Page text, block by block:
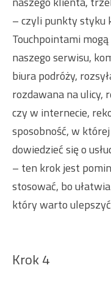
– czyli punkty styku
Touchpointami
naszego serwisu,
biura podróży,
rozdawana na ulicy,
czy w internecie,
sposobność, w
dowiedzieć się o
– ten krok jest
stosować, bo
który warto
Krok 4